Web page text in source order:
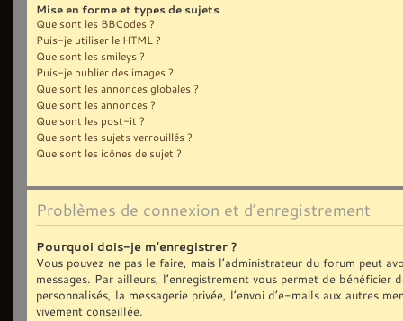
Mise en forme et types de sujets
Que sont les BBCodes ?
Puis-je utiliser le HTML ?
Que sont les smileys ?
Puis-je publier des images ?
Que sont les annonces globales ?
Que sont les annonces ?
Que sont les post-it ?
Que sont les sujets verrouillés ?
Que sont les icônes de sujet ?
Problèmes de connexion et d’enregistrement
Pourquoi dois-je m’enregistrer ?
Vous pouvez ne pas le faire, mais l’administrateur du forum peut
messages. Par ailleurs, l’enregistrement vous permet de
personnalisés, la messagerie privée, l’envoi d’e-mails aux autres
vivement conseillée.